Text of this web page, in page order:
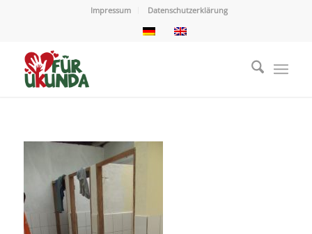
Impressum Datenschutzerklärung